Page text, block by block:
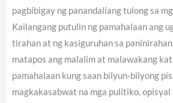
pagbibigay ng panandaliang tulong sa
Kailangang putulin ng pamahalaan ang
tirahan at ng kasiguruhan sa
matapos ang malalim at malawakang
pamahalaan kung saan bilyun-bilyong
magkakasabwat na mga pulitiko, opisyal